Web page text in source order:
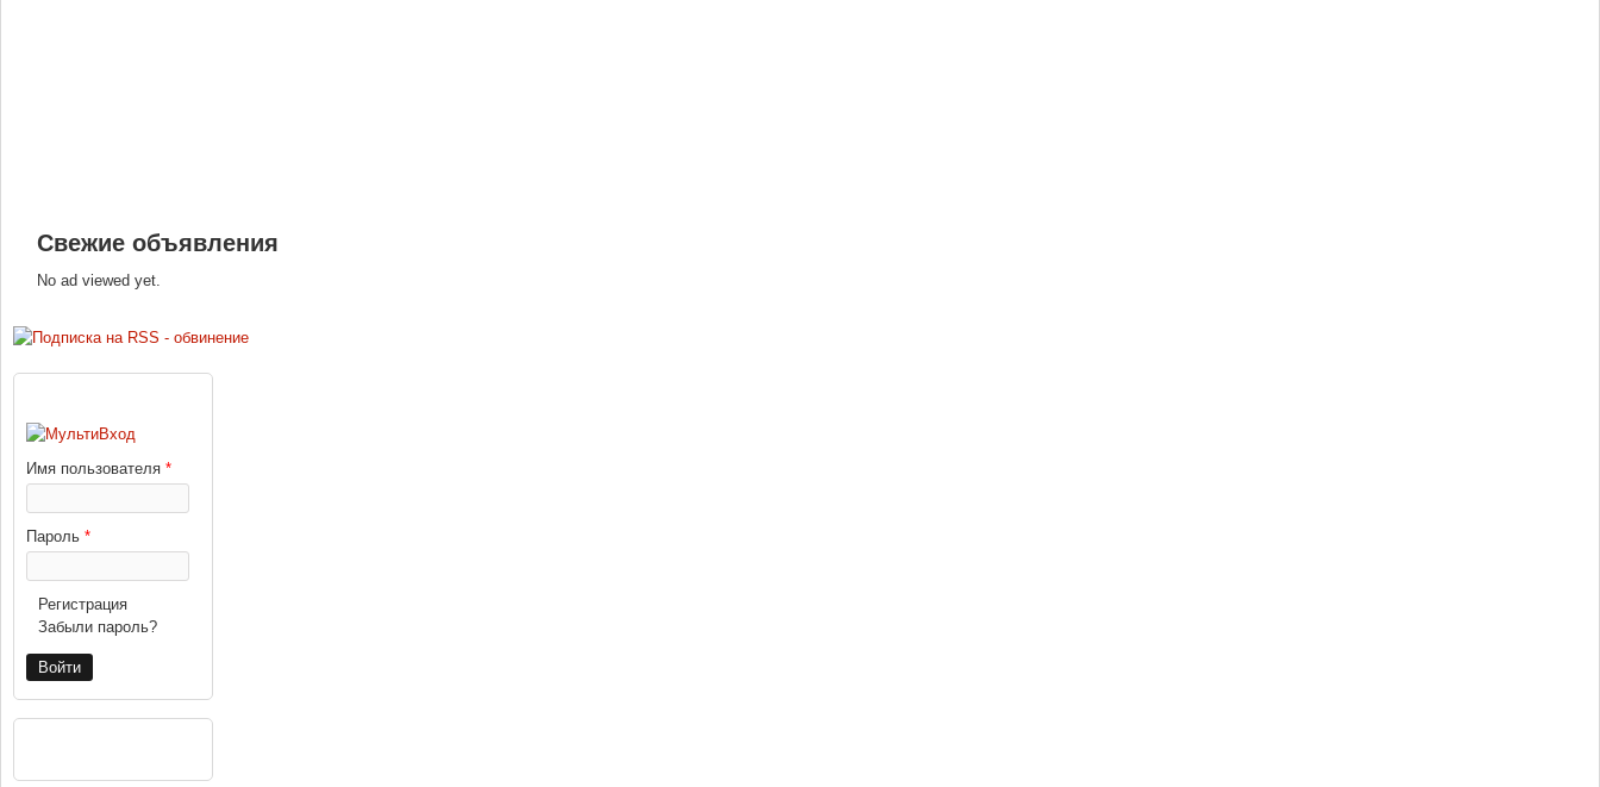
Свежие объявления
No ad viewed yet.
Имя пользователя *
Пароль *
Регистрация
Забыли пароль?